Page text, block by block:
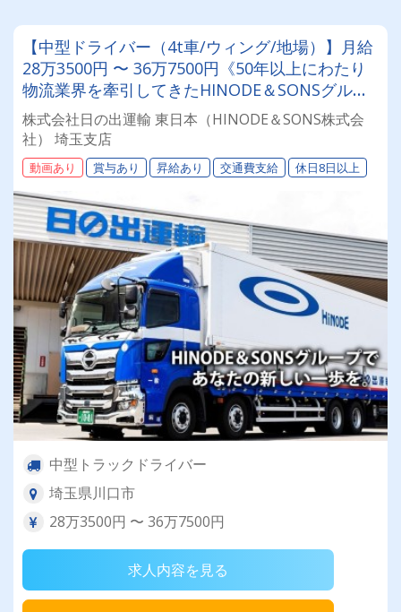
【中型ドライバー（4t車/ウィング/地場）】月給
28万3500円 〜 36万7500円《50年以上にわたり
物流業界を牽引してきたHINODE＆SONSグルー
プで安定安心を手に入れませんか？》★賞与年2
回★退職金制度★年間休日126日★土・日・祝日
休み★未経験歓迎
株式会社日の出運輸 東日本（HINODE＆SONS株式会
社） 埼玉支店
動画あり 賞与あり 昇給あり 交通費支給 休日8日以上
中型トラックドライバー
埼玉県川口市
28万3500円 〜 36万7500円
求人内容を見る